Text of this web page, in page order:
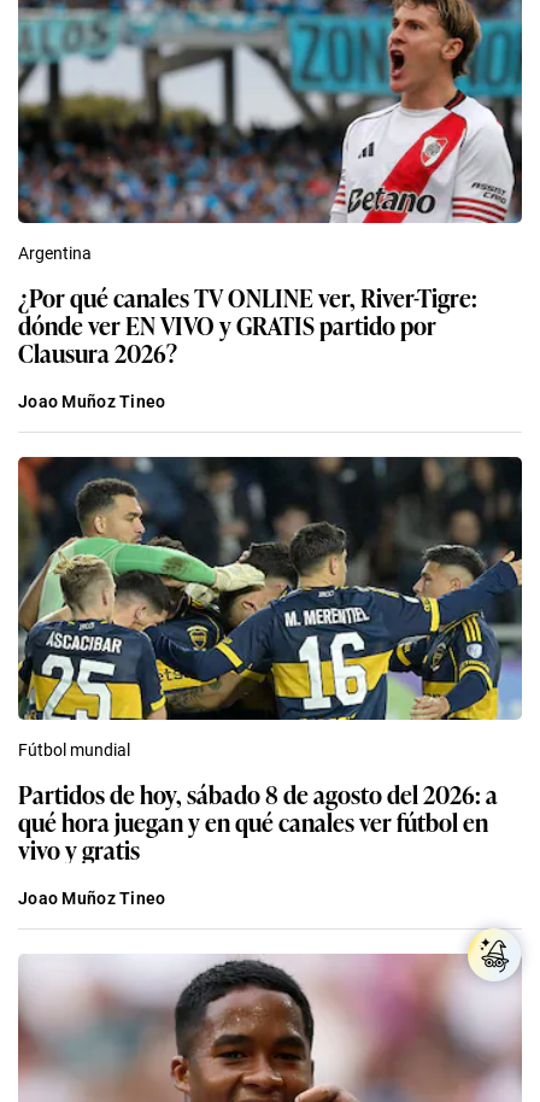
Argentina
¿Por qué canales TV ONLINE ver, River-Tigre:
dónde ver EN VIVO y GRATIS partido por
Clausura 2026?
Joao Muñoz Tineo
Fútbol mundial
Partidos de hoy, sábado 8 de agosto del 2026: a
qué hora juegan y en qué canales ver fútbol en
vivo y gratis
Joao Muñoz Tineo